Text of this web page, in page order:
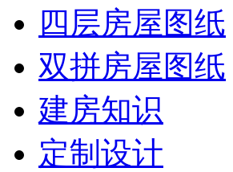
四层房屋图纸
双拼房屋图纸
建房知识
定制设计